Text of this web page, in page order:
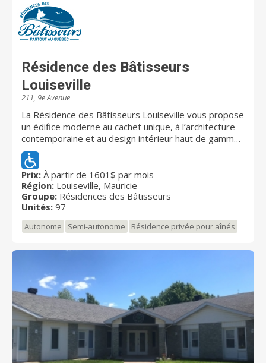
un toit où la sécurité rime avec dignité. Que ce soit
pour nos résidents en RPA ou nos usagers en volet
RI, nous veillons chaque jour à créer une ambiance
chacun.
Résidence des Bâtisseurs
Louiseville
211, 9e Avenue
La Résidence des Bâtisseurs Louiseville vous propose
un édifice moderne au cachet unique, à l’architecture
contemporaine et au design intérieur haut de gamme.
Elle comporte notamment un vaste hall d’entrée, un
salon d’accueil avec foyer électrique, des espaces
communs climatisés et des ascenseurs. Les résidents
y bénéficient aussi d’une terrasse extérieure
aménagée.
Prix: À partir de 1601$ par mois
Région: Louiseville, Mauricie
Groupe: Résidences des Bâtisseurs
Unités: 97
Autonome Semi-autonome Résidence privée pour aînés